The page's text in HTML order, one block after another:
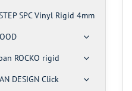
SPC Vinyl Rigid 4mm
ROCKO rigid
DESIGN Click